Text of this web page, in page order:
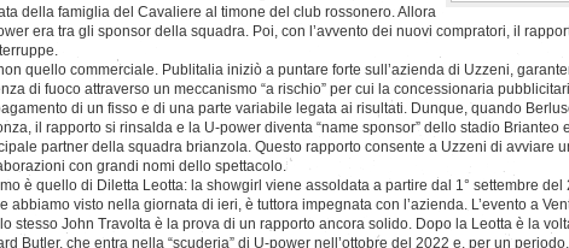
della famiglia del Cavaliere al timone del club rossonero. Allora
era tra gli sponsor della squadra. Poi, con l’avvento dei nuovi compratori, il
quello commerciale. Publitalia iniziò a puntare forte sull’azienda di Uzzeni,
di fuoco attraverso un meccanismo “a rischio” per cui la concessionaria
di un fisso e di una parte variabile legata ai risultati. Dunque, quando
il rapporto si rinsalda e la U-power diventa “name sponsor” dello stadio Brianteo
partner della squadra brianzola. Questo rapporto consente a Uzzeni di avviare
con grandi nomi dello spettacolo.
è quello di Diletta Leotta: la showgirl viene assoldata a partire dal 1° settembre del
abbiamo visto nella giornata di ieri, è tuttora impegnata con l’azienda. L’evento a
stesso John Travolta è la prova di un rapporto ancora solido. Dopo la Leotta è la
Butler, che entra nella “scuderia” di U-power nell’ottobre del 2022 e, per un